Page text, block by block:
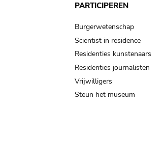
PARTICIPEREN
Burgerwetenschap
Scientist in residence
Residenties kunstenaars
Residenties journalisten
Vrijwilligers
Steun het museum